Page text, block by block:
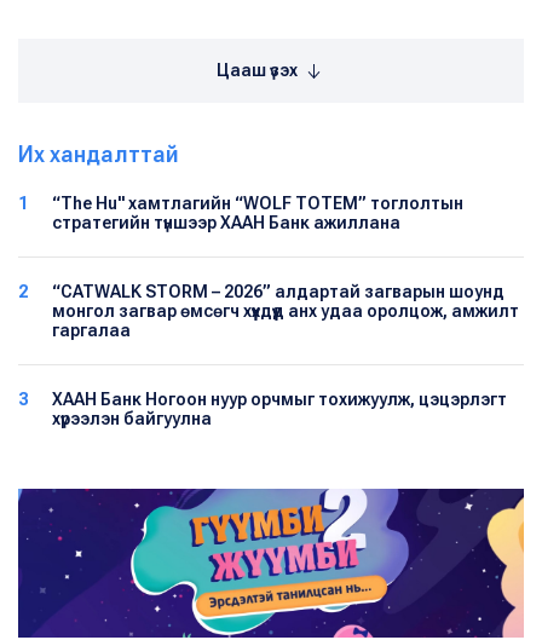
Цааш үзэх
Их хандалттай
1
“The Hu" хамтлагийн “WOLF TOTEM” тоглолтын
стратегийн түншээр ХААН Банк ажиллана
2
“CATWALK STORM – 2026” алдартай загварын шоунд
монгол загвар өмсөгч хүүхдүүд анх удаа оролцож, амжилт
гаргалаа
3
ХААН Банк Ногоон нуур орчмыг тохижуулж, цэцэрлэгт
хүрээлэн байгуулна